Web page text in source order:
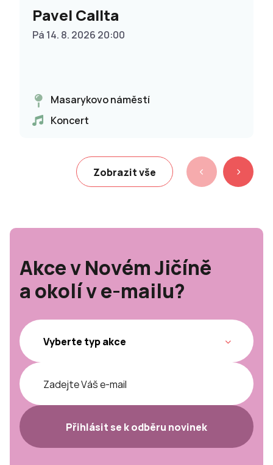
Pavel Callta
Pá 14. 8. 2026 20:00
Masarykovo náměstí
Koncert
Zobrazit vše
Akce v Novém Jičíně
a okolí v e-mailu?
Přihlásit se k odběru novinek